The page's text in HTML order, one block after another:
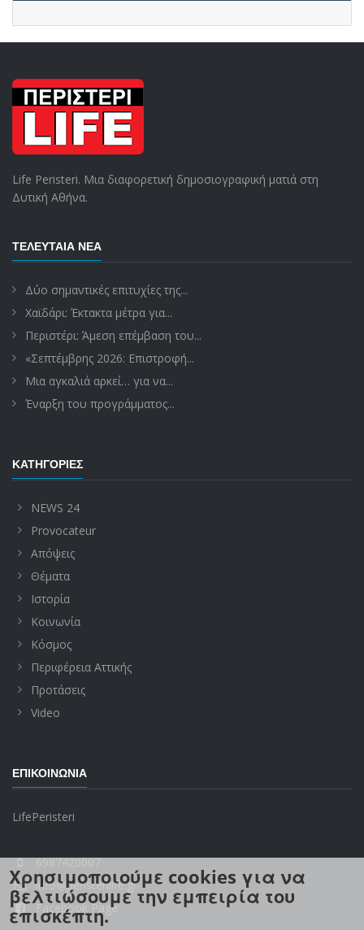
Life Peristeri. Μια διαφορετική δημοσιογραφική ματιά στη
Δυτική Αθήνα.
ΤΕΛΕΥΤΑΊΑ ΝΈΑ
Δύο σημαντικές επιτυχίες της...
Χαϊδάρι: Έκτακτα μέτρα για...
Περιστέρι: Άμεση επέμβαση του...
«Σεπτέμβρης 2026: Επιστροφή...
Μια αγκαλιά αρκεί… για να...
Έναρξη του προγράμματος...
ΚΑΤΗΓΟΡΊΕΣ
NEWS 24
Provocateur
Απόψεις
Θέματα
Ιστορία
Κοινωνία
Κόσμος
Περιφέρεια Αττικής
Προτάσεις
Video
ΕΠΙΚΟΙΝΩΝΊΑ
LifePeristeri
6987420007
info@peristerilife.gr
Facebook Page
Χρησιμοποιούμε cookies για να
βελτιώσουμε την εμπειρία του
επισκέπτη.